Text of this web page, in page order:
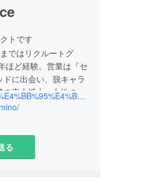
トです
ではリクルートグ
ほど経験。営業は『セ
に出会い、脱キャラ
売上拡大、女性の活
業代行事業を本格事
https://www.facebook.com/Senro-%E4%BB%95%E4%BA%8B%E3%81%A8%E8%82%B2%E5%85%90%E3%81%AE%E4%B8%A1%E7%AB%8B%E6%94%AF%E6%8F%B4--111313293854491/?ref=pages_you_manage
る